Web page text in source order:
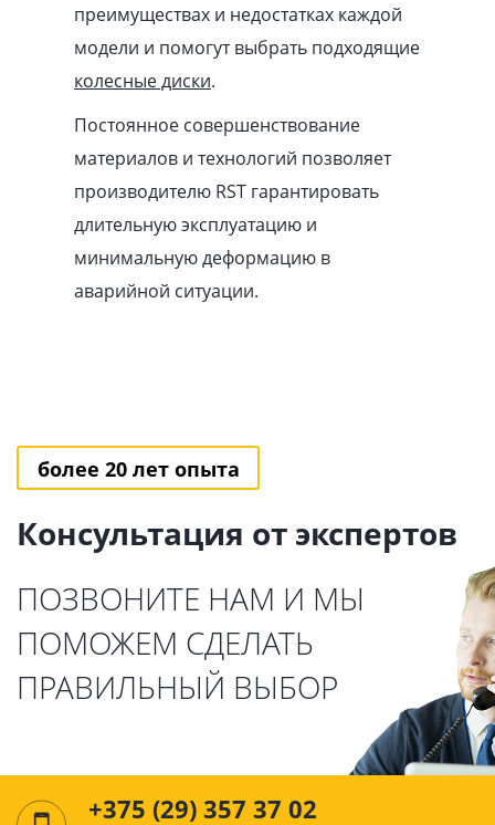
преимуществах и недостатках каждой
модели и помогут выбрать подходящие
колесные диски.
Постоянное совершенствование
материалов и технологий позволяет
производителю RST гарантировать
длительную эксплуатацию и
минимальную деформацию в
аварийной ситуации.
более 20 лет опыта
Консультация от экспертов
ПОЗВОНИТЕ НАМ И МЫ
ПОМОЖЕМ СДЕЛАТЬ
ПРАВИЛЬНЫЙ ВЫБОР
+375 (29) 357 37 02